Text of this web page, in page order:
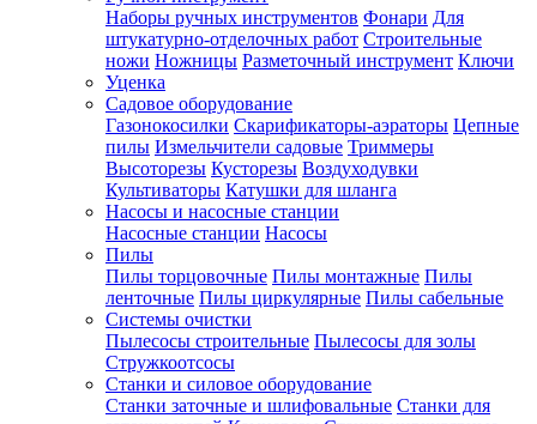
Наборы ручных инструментов Фонари Для
штукатурно-отделочных работ Строительные
ножи Ножницы Разметочный инструмент Ключи
Уценка
Садовое оборудование
Газонокосилки Скарификаторы-аэраторы Цепные
пилы Измельчители садовые Триммеры
Высоторезы Кусторезы Воздуходувки
Культиваторы Катушки для шланга
Насосы и насосные станции
Насосные станции Насосы
Пилы
Пилы торцовочные Пилы монтажные Пилы
ленточные Пилы циркулярные Пилы сабельные
Системы очистки
Пылесосы строительные Пылесосы для золы
Стружкоотсосы
Станки и силовое оборудование
Станки заточные и шлифовальные Станки для